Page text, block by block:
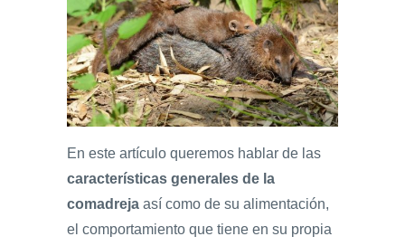
En este artículo queremos hablar de las
características generales de la
comadreja así como de su alimentación,
el comportamiento que tiene en su propia